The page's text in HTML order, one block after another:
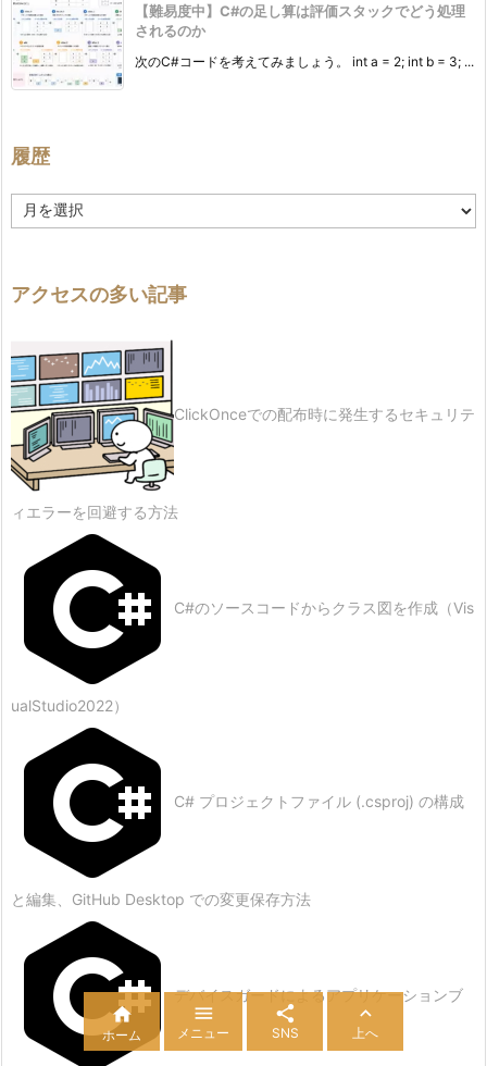
【難易度中】C#の足し算は評価スタックでどう処理
されるのか
次のC#コードを考えてみましょう。 int a = 2; int b = 3; ...
履歴
歴
アクセスの多い記事
ClickOnceでの配布時に発生するセキュリテ
ィエラーを回避する方法
C#のソースコードからクラス図を作成（Vis
ualStudio2022）
C# プロジェクトファイル (.csproj) の構成
と編集、GitHub Desktop での変更保存方法
デバイスガードによるアプリケーションブ

ホーム

メニュー

SNS

上へ